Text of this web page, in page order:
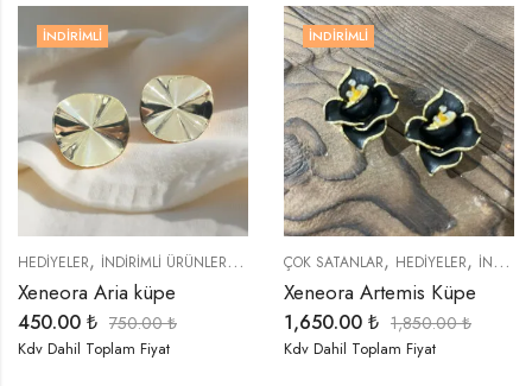
İNDIRIMLI
HEDIYELER, İNDIRIMLI ÜRÜNLER, KÜPELER,ÖZEL SERİLER ,TREND ÜRÜNLER
Xeneora Aria küpe
450.00 ₺ 750.00₺
Kdv Dahil Toplam Fiyat
İNDIRIMLI
ÇOK SATANLAR, HEDIYELER, İNDIRIMLI ÜRÜNLER
Xeneora Artemis Küpe
1,650.00 ₺ 1,850.00₺
Kdv Dahil Toplam Fiyat